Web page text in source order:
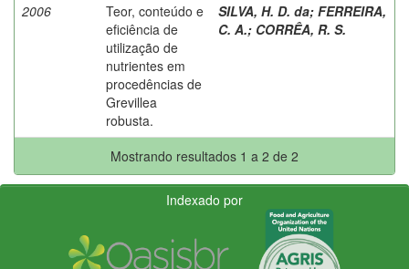
2006
Teor, conteúdo e
eficiência de
utilização de
nutrientes em
procedências de
Grevillea
robusta.
SILVA, H. D. da; FERREIRA,
C. A.; CORRÊA, R. S.
Mostrando resultados 1 a 2 de 2
Indexado por